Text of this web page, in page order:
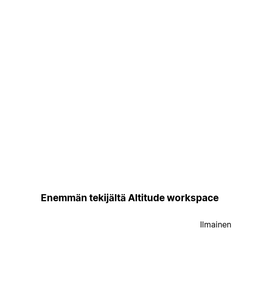
Enemmän tekijältä Altitude workspace
Ilmainen